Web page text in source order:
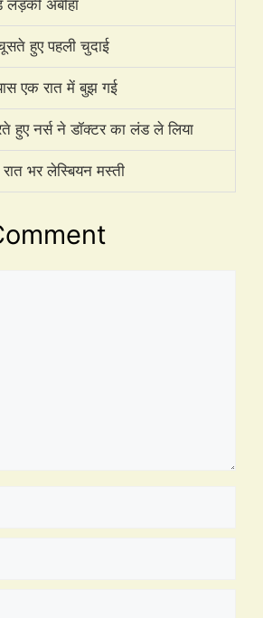
लड़की अबीहा
हुए पहली चुदाई
एक रात में बुझ गई
हुए नर्स ने डॉक्टर का लंड ले लिया
भर लेस्बियन मस्ती